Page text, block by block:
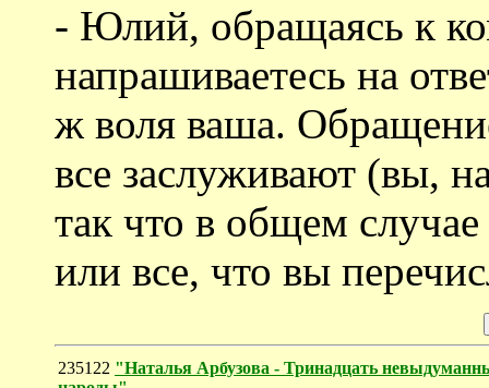
- Юлий, обращаясь к
напрашиваетесь на
ж воля ваша.
все заслуживают (вы,
так что в общем
или все, что вы
235122 "Наталья Арбузова - Тринадцать